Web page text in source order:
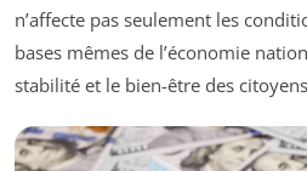
n’affecte pas seulement les
bases mêmes de l’économie
stabilité et le bien-être des